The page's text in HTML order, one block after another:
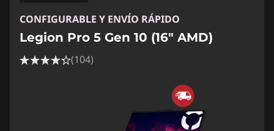
CONFIGURABLE Y ENVÍO RÁPIDO
Legion Pro 5 Gen 10 (16" AMD)
(104)